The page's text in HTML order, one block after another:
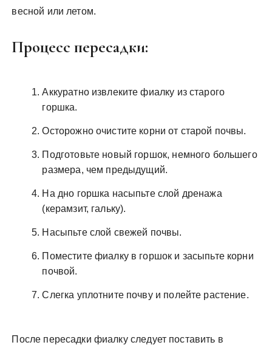
весной или летом.
Процесс пересадки:
Аккуратно извлеките фиалку из старого
горшка.
Осторожно очистите корни от старой почвы.
Подготовьте новый горшок, немного большего
размера, чем предыдущий.
На дно горшка насыпьте слой дренажа
(керамзит, гальку).
Насыпьте слой свежей почвы.
Поместите фиалку в горшок и засыпьте корни
почвой.
Слегка уплотните почву и полейте растение.
После пересадки фиалку следует поставить в